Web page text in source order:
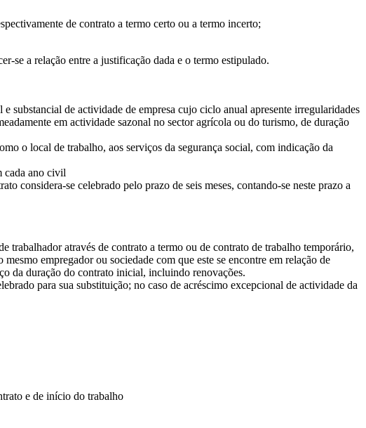
de contrato a termo certo ou a termo incerto;
se a relação entre a justificação dada e o termo estipulado.
substancial de actividade de empresa cujo ciclo anual apresente irregularidades
em actividade sazonal no sector agrícola ou do turismo, de duração
o local de trabalho, aos serviços da segurança social, com indicação da
cada ano civil
considera-se celebrado pelo prazo de seis meses, contando-se neste prazo a
através de contrato a termo ou de contrato de trabalho temporário,
empregador ou sociedade com que este se encontre em relação de
da duração do contrato inicial, incluindo renovações.
para sua substituição; no caso de acréscimo excepcional de actividade da
e de início do trabalho